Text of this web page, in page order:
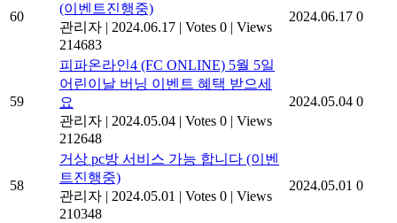
60
(이벤트진행중)
관리자 | 2024.06.17 | Votes 0 | Views
214683
2024.06.17 0
59
피파온라인4 (FC ONLINE) 5월 5일
어린이날 버닝 이벤트 혜택 받으세
요
관리자 | 2024.05.04 | Votes 0 | Views
212648
2024.05.04 0
58
거상 pc방 서비스 가능 합니다 (이벤
트진행중)
관리자 | 2024.05.01 | Votes 0 | Views
210348
2024.05.01 0